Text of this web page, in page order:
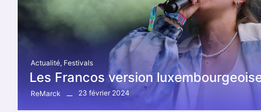
Actualité, Festivals
Les Francos version
ReMarck 23 février 2024